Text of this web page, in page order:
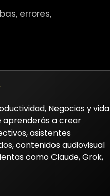
errores,
Negocios y vida
aprenderás a crear
asistentes
contenidos audiovisual
como Claude, Grok,